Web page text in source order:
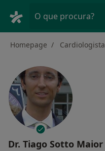
O que procura?
Homepage Cardiologista
Dr. Tiago Sotto Maior